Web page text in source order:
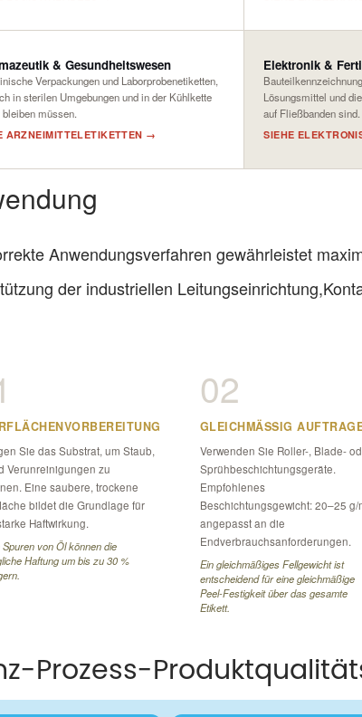
& Gesundheitswesen
Verpackungen und Laborprobenetiketten,
in sterilen Umgebungen und in der Kühlkette
müssen.
ARZNEIMITTELETIKETTEN →
Elektronik &
Lösungsmittel und
auf Fließbanden sind.
SIEHE
Anwendungsverfahren gewährleistet
der industriellen Leitungseinrichtung,
Sie das Substrat, um Staub,
Verunreinigungen zu
Eine saubere, trockene
bildet die Grundlage für
Haftwirkung.
von Öl können die
Haftung um bis zu 30 %
02
GLEICHMÄSSIG
Verwenden Sie Roller-, Blade-
Sprühbeschichtungsgeräte.
Empfohlenes
Beschichtungsgewicht: 20–25 g/
angepasst an die
Endverbrauchsanforderungen.
Ein gleichmäßiges Fellgewicht ist
entscheidend für eine gleichmäßige
Peel-Festigkeit über das gesamte
Etikett.
Prozess-